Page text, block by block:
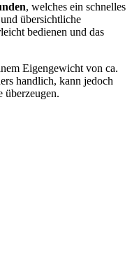
, welches ein schnelles
übersichtliche
bedienen und das
Eigengewicht von ca.
handlich, kann jedoch
überzeugen.